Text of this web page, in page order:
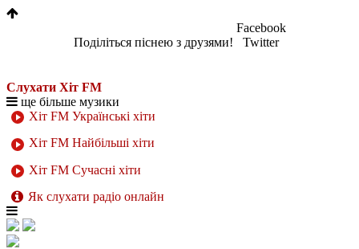
Поділіться піснею з друзями!
Facebook
Twitter
Слухати Хіт FM
ще більше музики
Хіт FM Українські хіти
Хіт FM Найбільші хіти
Хіт FM Сучасні хіти
Як слухати радіо онлайн